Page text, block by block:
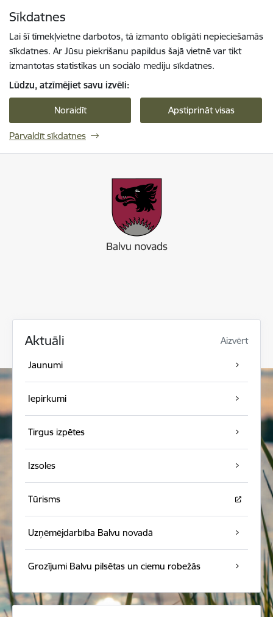
Sīkdatnes
Lai šī tīmekļvietne darbotos, tā izmanto obligāti nepieciešamās
sīkdatnes. Ar Jūsu piekrišanu papildus šajā vietnē var tikt
izmantotas statistikas un sociālo mediju sīkdatnes.
Lūdzu, atzīmējiet savu izvēli:
Noraidīt Apstiprināt visas
Pārvaldīt sīkdatnes
Aktuāli Aizvērt
Jaunumi
Iepirkumi
Tirgus izpētes
Izsoles
Tūrisms
Uzņēmējdarbība Balvu novadā
Grozījumi Balvu pilsētas un ciemu robežās